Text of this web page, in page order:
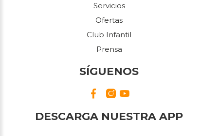
Servicios
Ofertas
Club Infantil
Prensa
SÍGUENOS
DESCARGA NUESTRA APP